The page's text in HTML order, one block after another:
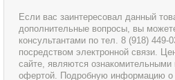
Если вас заинтересовал данный
дополнительные вопросы, вы
консультантами по тел. 8 (918) 449-
посредством электронной связи.
сайте, являются
офертой. Подробную информацию о